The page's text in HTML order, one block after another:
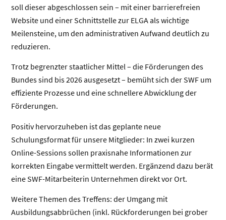
soll dieser abgeschlossen sein – mit einer barrierefreien
Website und einer Schnittstelle zur ELGA als wichtige
Meilensteine, um den administrativen Aufwand deutlich zu
reduzieren.
Trotz begrenzter staatlicher Mittel – die Förderungen des
Bundes sind bis 2026 ausgesetzt – bemüht sich der SWF um
effiziente Prozesse und eine schnellere Abwicklung der
Förderungen.
Positiv hervorzuheben ist das geplante neue
Schulungsformat für unsere Mitglieder: In zwei kurzen
Online-Sessions sollen praxisnahe Informationen zur
korrekten Eingabe vermittelt werden. Ergänzend dazu berät
eine SWF-Mitarbeiterin Unternehmen direkt vor Ort.
Weitere Themen des Treffens: der Umgang mit
Ausbildungsabbrüchen (inkl. Rückforderungen bei grober